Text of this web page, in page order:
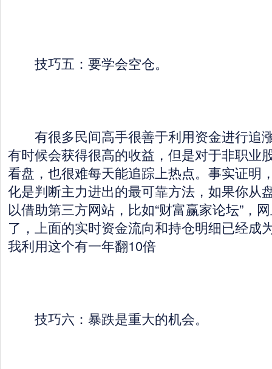
技巧五：要学会空仓。
有很多民间高手很善于利用资金进行追
有时候会获得很高的收益，但是对于非职业
看盘，也很难每天能追踪上热点。事实证明
化是判断主力进出的最可靠方法，如果你从
以借助第三方网站，比如“财富赢家论坛”，
了，上面的实时资金流向和持仓明细已经成
我利用这个有一年翻10倍
技巧六：暴跌是重大的机会。